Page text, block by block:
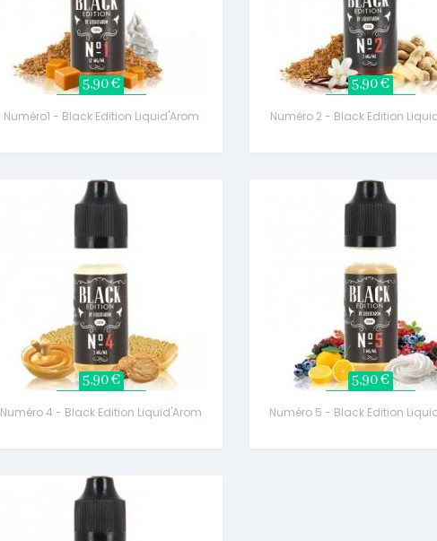
5,90 €
Numéro1 - Black Edition Liquid'Arom
5,90 €
Numéro 2 - Black Edition
5,90 €
Numéro 4 - Black Edition Liquid'Arom
5,90 €
Numéro 5 - Black Edition